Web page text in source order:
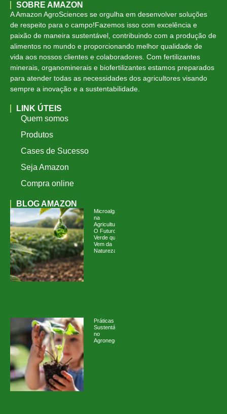
SOBRE AMAZON
A Amazon AgroSciences se orgulha em desenvolver soluções
de respeito para o campo!Fazemos isso com excelência e
paixão de maneira sustentável, contribuindo com a produção de
alimentos no mundo e proporcionando melhor qualidade de
vida aos nossos clientes e colaboradores. Com fertilizantes
minerais, organominerais e biofertilizantes estamos preparados
para atender todas as necessidades dos agricultores visando
sempre a inovação e a sustentabilidade.
LINK ÚTEIS
Quem somos
Produtos
Cases de Sucesso
Seja Amazon
Compra online
BLOG AMAZON
Microalgas
na
Agricultura:
O Futuro
Verde que
Vem da
Natureza
Práticas
Sustentáveis
no
Agronegócio